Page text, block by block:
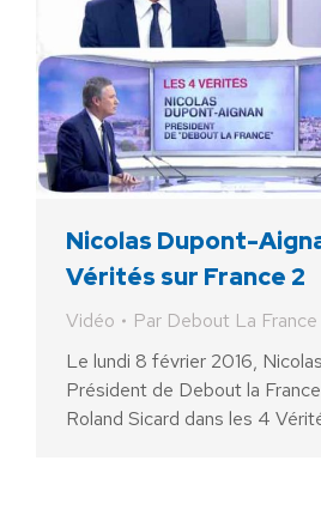
Nicolas Dupont-
Vérités sur France 2
Vidéo Par Debout La France
Le lundi 8 février 2016,
Président de Debout la
Roland Sicard dans les 4